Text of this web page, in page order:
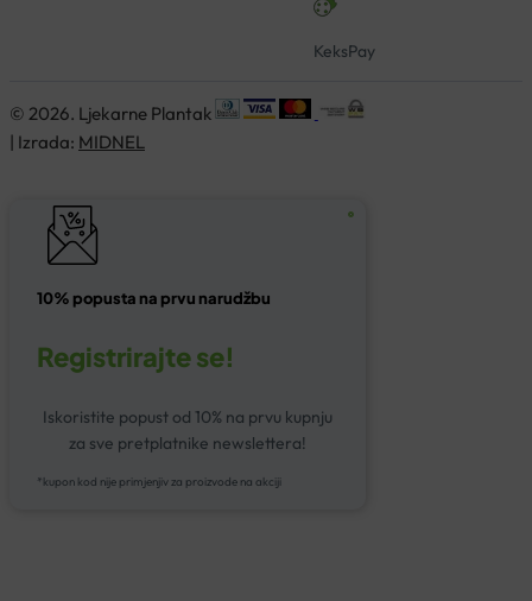
KeksPay
© 2026. Ljekarne Plantak
| Izrada: MIDNEL
10% popusta na prvu narudžbu
Registrirajte se!
Iskoristite popust od 10% na prvu kupnju
za sve pretplatnike newslettera!
*kupon kod nije primjenjiv za proizvode na akciji